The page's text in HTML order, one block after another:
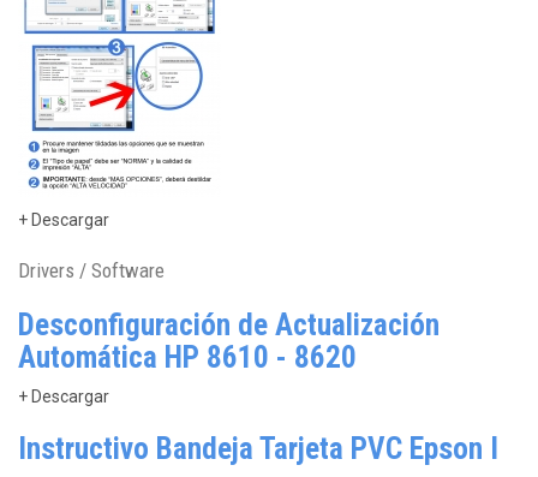
+ Descargar
Drivers / Software
Desconfiguración de Actualización
Automática HP 8610 - 8620
+ Descargar
Instructivo Bandeja Tarjeta PVC Epson I